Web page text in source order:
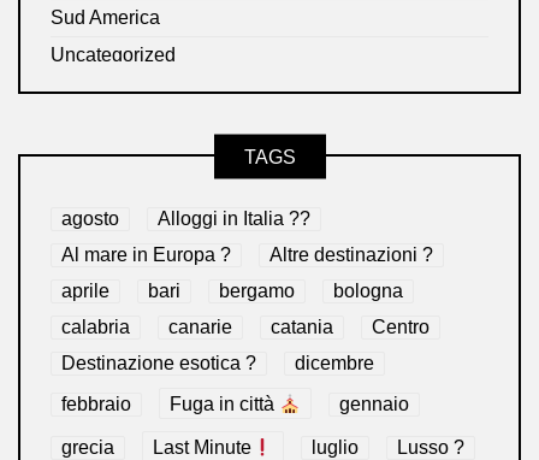
Sud America
Uncategorized
TAGS
agosto
Alloggi in Italia ??
Al mare in Europa ?️
Altre destinazioni ?
aprile
bari bergamo
bologna
calabria
canarie catania
Centro
Destinazione esotica ?
dicembre
febbraio Fuga in città gennaio
grecia Last Minute luglio
Lusso ?